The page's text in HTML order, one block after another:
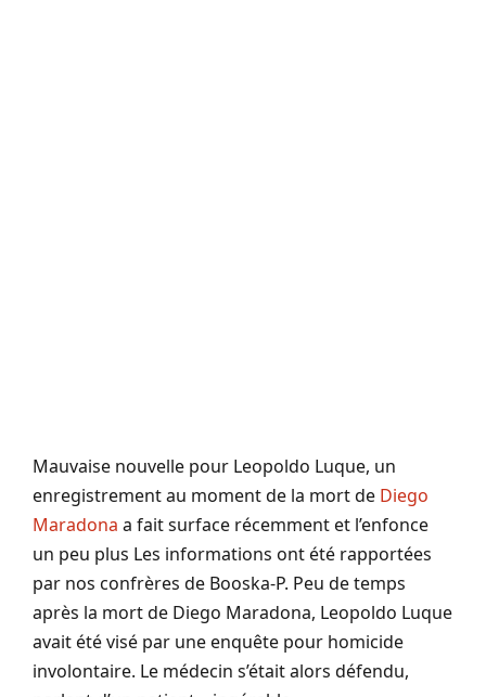
Mauvaise nouvelle pour Leopoldo Luque, un
enregistrement au moment de la mort de Diego
Maradona a fait surface récemment et l’enfonce
un peu plus Les informations ont été rapportées
par nos confrères de Booska-P. Peu de temps
après la mort de Diego Maradona, Leopoldo Luque
avait été visé par une enquête pour homicide
involontaire. Le médecin s’était alors défendu,